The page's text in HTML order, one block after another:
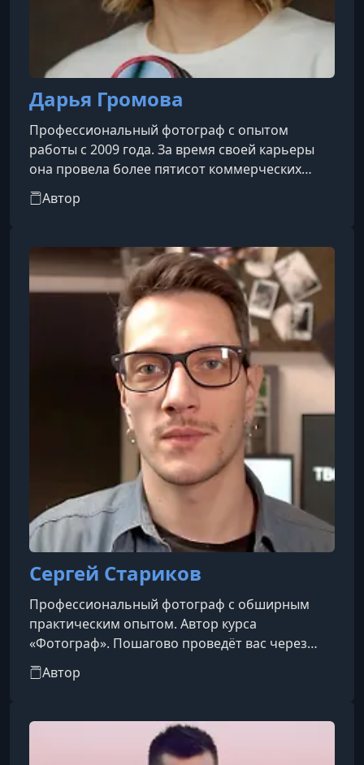
Дарья Громова
Профессиональный фотограф с опытом
работы с 2009 года. За время своей карьеры
она провела более пятисот коммерческих
съёмок и сформировала крупное онлайн-
сообщество, которое сегодня насчитывает
социальных сетях (@dariiagromova).С 2016 года
она обучает фотографии по всему миру,
организует фототуры и фотофестивали,
выступает спикером на ведущих
фотомероприятиях и создаёт собственные
образовательные программы для нач
Автор
Сергей Стариков
Профессиональный фотограф с обширным
практическим опытом. Автор курса
«Фотограф». Пошагово проведёт вас через
ключевые этапы освоения профессии: от
базовых принципов и работы с техникой до
Автор